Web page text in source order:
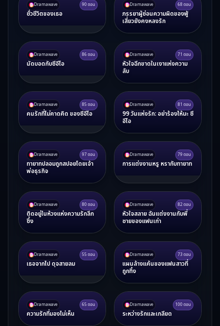
Dramawave 90 ตอน
ชั่วชีวิตของเธอ
Dramawave 68 ตอน
ภรรยาผู้ซ่อนความผิดของฟู่
เสี่ยวยังคงหลงรัก
Dramawave 86 ตอน
นัดบอดกับซีอีโอ
Dramawave 71 ตอน
หัวใจฉีกขาดในเงาแห่งความ
ลับ
Dramawave 85 ตอน
คนรักที่ไม่คาดคิด ของซีอีโอ
Dramawave 81 ตอน
99 วันแห่งรัก: อย่าร้องไห้นะ ซี
อีโอ
Dramawave 97 ตอน
ทายาทปลอมถูกสปอยโดยเจ้า
พ่อธุรกิจ
Dramawave 79 ตอน
การแต่งงานหรู หรากับทายาท
Dramawave 80 ตอน
ติดอยู่ในห้วงแห่งความรักลึก
ซึ้ง
Dramawave 82 ตอน
หัวใจสลาย ฉันแต่งงานกับพี่
ชายของแฟนเก่า
Dramawave 55 ตอน
เธอจากไป ดุจสายลม
Dramawave 73 ตอน
แผนล้างแค้นของแฟนสาวที่
ถูกทิ้ง
Dramawave 65 ตอน
ความรักที่มองไม่เห็น
Dramawave 100 ตอน
ระหว่างรักและเกลียด